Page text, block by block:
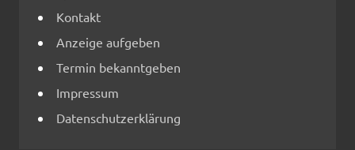
Kontakt
Anzeige aufgeben
Termin bekanntgeben
Impressum
Datenschutzerklärung